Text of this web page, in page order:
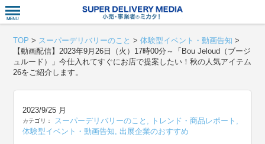
TOP > スーパーデリバリーのこと >体験型イベント・動画告知 >
【動画配信】2023年9月26日（火）17時00分～「Bou Jeloud（ブージ
ュルード）」今仕入れてすぐにお店で提案したい！秋の人気アイテム
26をご紹介します。
2023/9/25 月
カテゴリ： スーパーデリバリーのこと , トレンド・商品レポート ,
体験型イベント・動画告知, 出展企業のおすすめ